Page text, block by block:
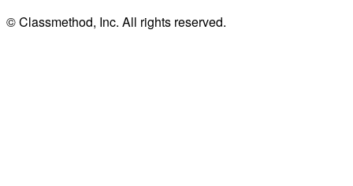
© Classmethod, Inc. All rights reserved.